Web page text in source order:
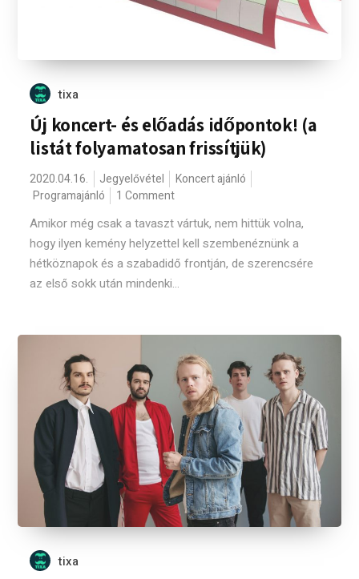
tixa
Új koncert- és előadás időpontok! (a
listát folyamatosan frissítjük)
2020.04.16. Jegyelővétel
Koncert ajánló
Programajánló
1 Comment
Amikor még csak a tavaszt vártuk, nem hittük volna,
hogy ilyen kemény helyzettel kell szembenéznünk a
hétköznapok és a szabadidő frontján, de szerencsére
az első sokk után mindenki...
tixa